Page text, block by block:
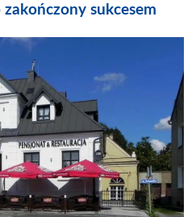
zakończony sukcesem